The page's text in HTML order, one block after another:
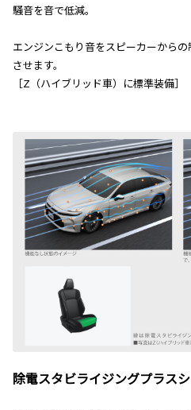
騒音を音で低減。
エンジンこもり音をスピーカーから
させます。
［Z（ハイブリッド車）に標準装備］
除電スタビライジングプラスシ